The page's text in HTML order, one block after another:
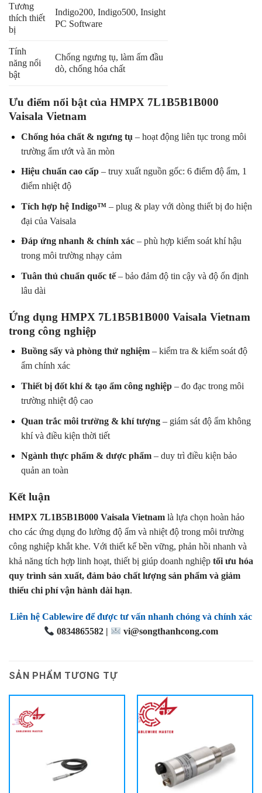
Tương
thích thiết
bị
Indigo200, Indigo500, Insight
PC Software
Tính
năng nổi
bật
Chống ngưng tụ, làm ấm đầu
dò, chống hóa chất
Ưu điểm nổi bật của HMPX 7L1B5B1B000
Vaisala Vietnam
Chống hóa chất & ngưng tụ – hoạt động liên tục trong môi
trường ẩm ướt và ăn mòn
Hiệu chuẩn cao cấp– truy xuất nguồn gốc: 6 điểm độ ẩm, 1
điểm nhiệt độ
Tích hợp hệ Indigo™– plug & play với dòng thiết bị đo hiện
đại của Vaisala
Đáp ứng nhanh & chính xác– phù hợp kiểm soát khí hậu
trong môi trường nhạy cảm
Tuân thủ chuẩn quốc tế– bảo đảm độ tin cậy và độ ổn định
lâu dài
Ứng dụng HMPX 7L1B5B1B000 Vaisala Vietnam
trong công nghiệp
Buồng sấy và phòng thử nghiệm– kiểm tra & kiểm soát độ
ẩm chính xác
Thiết bị đốt khí & tạo ẩm công nghiệp– đo đạc trong môi
trường nhiệt độ cao
Quan trắc môi trường & khí tượng– giám sát độ ẩm không
khí và điều kiện thời tiết
Ngành thực phẩm & dược phẩm– duy trì điều kiện bảo
quản an toàn
Kết luận
HMPX 7L1B5B1B000 Vaisala Vietnam là lựa chọn hoàn hảo
cho các ứng dụng đo lường độ ẩm và nhiệt độ trong môi trường
công nghiệp khắt khe. Với thiết kế bền vững, phản hồi nhanh và
khả năng tích hợp linh hoạt, thiết bị giúp doanh nghiệp tối ưu hóa
quy trình sản xuất, đảm bảo chất lượng sản phẩm và giảm
thiểu chi phí vận hành dài hạn.
Liên hệ Cablewire để được tư vấn nhanh chóng và chính xác
0834865582 |
vi@songthanhcong.com
SẢN PHẨM TƯƠNG TỰ